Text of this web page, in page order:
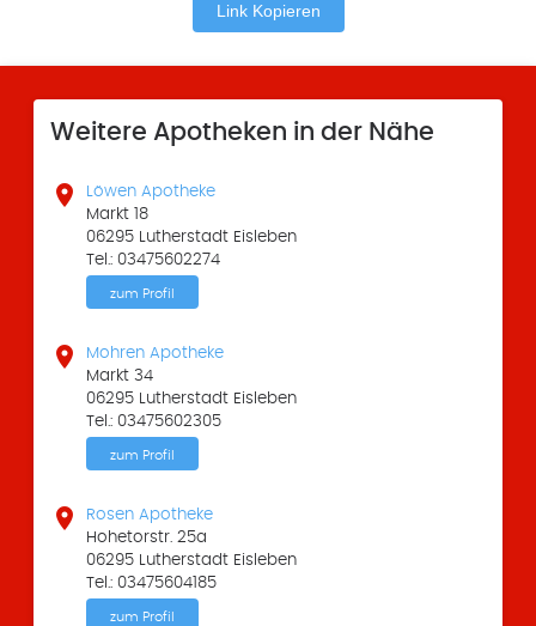
Link Kopieren
Weitere Apotheken in der Nähe

Löwen Apotheke
Markt 18
06295 Lutherstadt Eisleben
Tel.: 03475602274
zum Profil

Mohren Apotheke
Markt 34
06295 Lutherstadt Eisleben
Tel.: 03475602305
zum Profil

Rosen Apotheke
Hohetorstr. 25a
06295 Lutherstadt Eisleben
Tel.: 03475604185
zum Profil